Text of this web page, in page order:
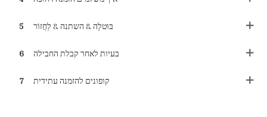
5 בּוּטלָה & השתנה & לַחֲזוֹר
6 בעיות לאחר קבלת החבילה
7 קופונים להזמנה עתידית